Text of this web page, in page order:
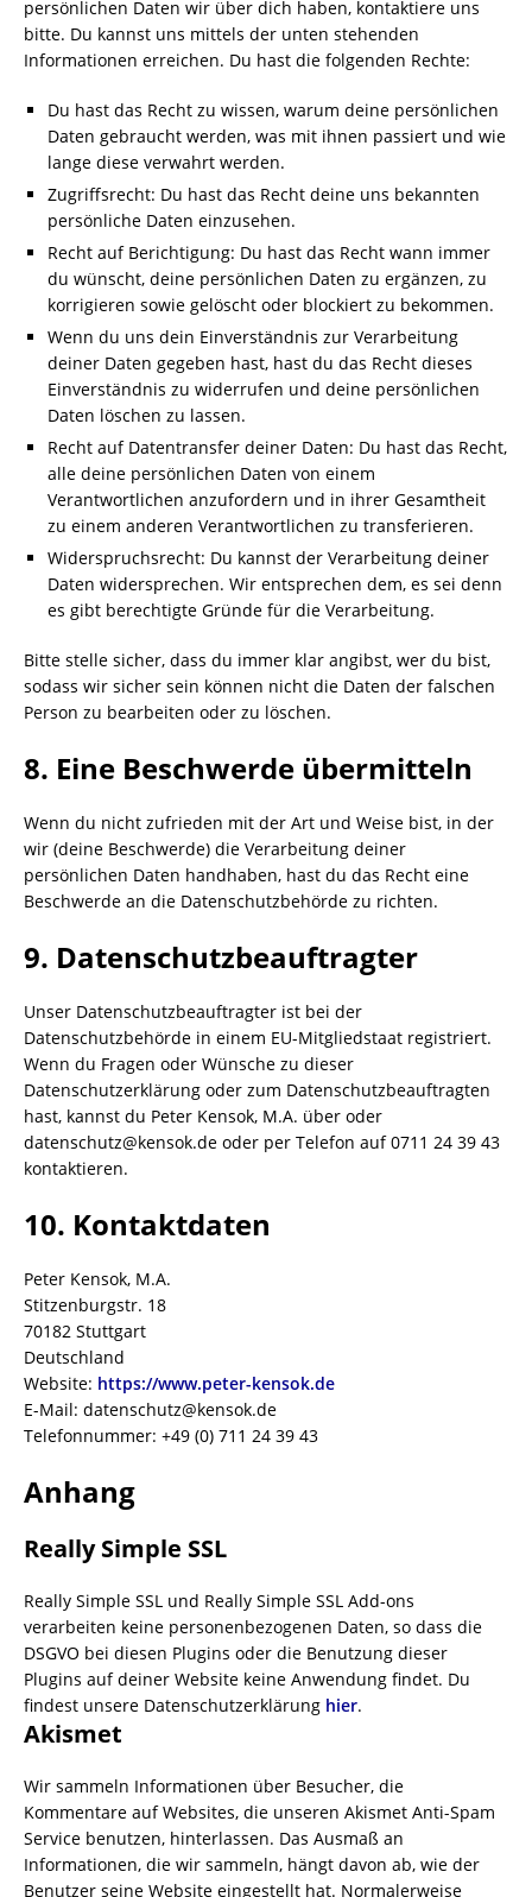
persönlichen Daten wir über dich haben, kontaktiere uns
bitte. Du kannst uns mittels der unten stehenden
Informationen erreichen. Du hast die folgenden Rechte:
Du hast das Recht zu wissen, warum deine persönlichen
Daten gebraucht werden, was mit ihnen passiert und wie
lange diese verwahrt werden.
Zugriffsrecht: Du hast das Recht deine uns bekannten
persönliche Daten einzusehen.
Recht auf Berichtigung: Du hast das Recht wann immer
du wünscht, deine persönlichen Daten zu ergänzen, zu
korrigieren sowie gelöscht oder blockiert zu bekommen.
Wenn du uns dein Einverständnis zur Verarbeitung
deiner Daten gegeben hast, hast du das Recht dieses
Einverständnis zu widerrufen und deine persönlichen
Daten löschen zu lassen.
Recht auf Datentransfer deiner Daten: Du hast das Recht,
alle deine persönlichen Daten von einem
Verantwortlichen anzufordern und in ihrer Gesamtheit
zu einem anderen Verantwortlichen zu transferieren.
Widerspruchsrecht: Du kannst der Verarbeitung deiner
Daten widersprechen. Wir entsprechen dem, es sei denn
es gibt berechtigte Gründe für die Verarbeitung.
Bitte stelle sicher, dass du immer klar angibst, wer du bist,
sodass wir sicher sein können nicht die Daten der falschen
Person zu bearbeiten oder zu löschen.
8. Eine Beschwerde übermitteln
Wenn du nicht zufrieden mit der Art und Weise bist, in der
wir (deine Beschwerde) die Verarbeitung deiner
persönlichen Daten handhaben, hast du das Recht eine
Beschwerde an die Datenschutzbehörde zu richten.
9. Datenschutzbeauftragter
Unser Datenschutzbeauftragter ist bei der
Datenschutzbehörde in einem EU-Mitgliedstaat registriert.
Wenn du Fragen oder Wünsche zu dieser
Datenschutzerklärung oder zum Datenschutzbeauftragten
hast, kannst du Peter Kensok, M.A. über oder
datenschutz@kensok.de oder per Telefon auf 0711 24 39 43
kontaktieren.
10. Kontaktdaten
Peter Kensok, M.A.
Stitzenburgstr. 18
70182 Stuttgart
Deutschland
Website: https://www.peter-kensok.de
E-Mail: datenschutz@kensok.de
Telefonnummer: +49 (0) 711 24 39 43
Anhang
Really Simple SSL
Really Simple SSL und Really Simple SSL Add-ons
verarbeiten keine personenbezogenen Daten, so dass die
DSGVO bei diesen Plugins oder die Benutzung dieser
Plugins auf deiner Website keine Anwendung findet. Du
findest unsere Datenschutzerklärung hier.
Akismet
Wir sammeln Informationen über Besucher, die
Kommentare auf Websites, die unseren Akismet Anti-Spam
Service benutzen, hinterlassen. Das Ausmaß an
Informationen, die wir sammeln, hängt davon ab, wie der
Benutzer seine Website eingestellt hat. Normalerweise